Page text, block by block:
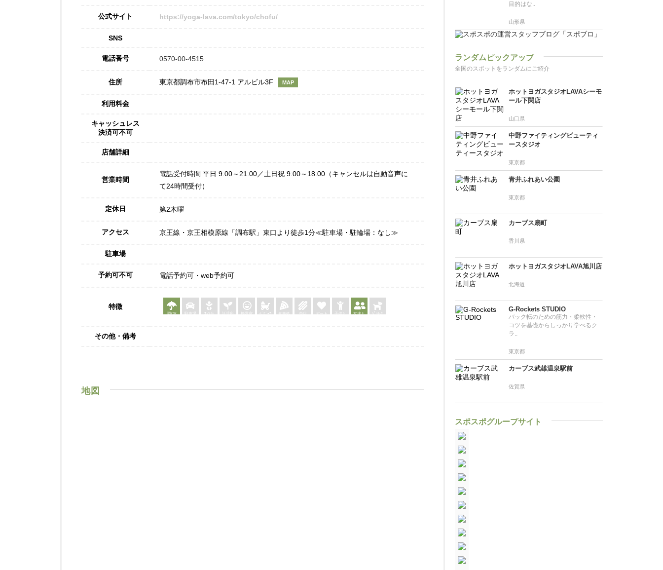
公式サイト https://yoga-lava.com/tokyo/chofu/
SNS
電話番号 0570-00-4515
住所 東京都調布市布田1-47-1 アルビル3F MAP
利用料金
キャッシュレス
決済可不可
店舗詳細
営業時間
電話受付時間 平日 9:00～21:00／土日祝 9:00～18:00（キャンセルは自動音声に
て24時間受付）
定休日 第2木曜
アクセス 京王線・京王相模原線「調布駅」東口より徒歩1分≪駐車場・駐輪場：なし≫
駐車場
予約可不可 電話予約可・web予約可
特徴
雨OK 駐車場 ｵﾑﾂ台 託児所 授乳室
ﾍﾞﾋﾞｰｶ
食事処 売店 デート 子供と 友達と ﾍﾟｯﾄと
その他・備考
地図
目的はな..
山形県
ランダムピックアップ
全国のスポットをランダムにご紹介
ホットヨガスタジオLAVAシーモ
ール下関店
山口県
中野ファイティングビューティ
ースタジオ
東京都
青井ふれあい公園
東京都
カーブス扇町
香川県
ホットヨガスタジオLAVA旭川店
北海道
G-Rockets STUDIO
バック転のための筋力・柔軟性・
コツを基礎からしっかり学べるク
ラ..
東京都
カーブス武雄温泉駅前
佐賀県
スポスポグループサイト